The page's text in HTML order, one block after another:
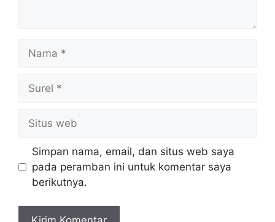
Nama
Surel
Situs
web
Simpan nama, email, dan situs web saya
pada peramban ini untuk komentar saya
berikutnya.